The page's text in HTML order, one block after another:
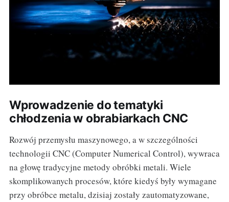
Wprowadzenie do tematyki
chłodzenia w obrabiarkach CNC
Rozwój przemysłu maszynowego, a w szczególności
technologii CNC (Computer Numerical Control), wywraca
na głowę tradycyjne metody obróbki metali. Wiele
skomplikowanych procesów, które kiedyś były wymagane
przy obróbce metalu, dzisiaj zostały zautomatyzowane,